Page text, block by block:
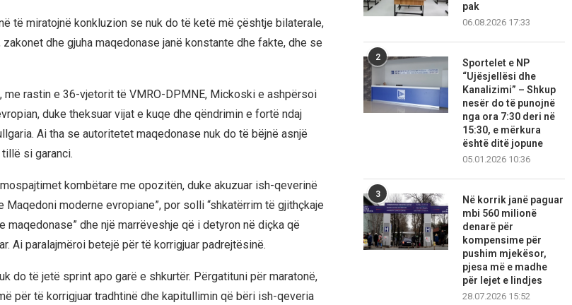
të miratojnë konkluzion se nuk do të ketë më çështje bilaterale,
dhe gjuha maqedonase janë konstante dhe fakte, dhe se
me rastin e 36-vjetorit të VMRO-DPMNE, Mickoski e ashpërsoi
duke theksuar vijat e kuqe dhe qëndrimin e fortë ndaj
Ai tha se autoritetet maqedonase nuk do të bëjnë asnjë
si garanci.
kombëtare me opozitën, duke akuzuar ish-qeverinë
Maqedoni moderne evropiane”, por solli “shkatërrim të gjithçkaje
maqedonase” dhe një marrëveshje që i detyron në diçka që
Ai paralajmëroi betejë për të korrigjuar padrejtësinë.
do të jetë sprint apo garë e shkurtër. Përgatituni për maratonë,
për të korrigjuar tradhtinë dhe kapitullimin që bëri ish-qeveria
pak
06.08.2026 17:33
2
Sportelet e NP
“Ujësjellësi dhe
Kanalizimi” – Shkup
nesër do të punojnë
nga ora 7:30 deri në
15:30, e mërkura
është ditë jopune
05.01.2026 10:36
3
Në korrik janë paguar
mbi 560 milionë
denarë për
kompensime për
pushim mjekësor,
pjesa më e madhe
për lejet e lindjes
28.07.2026 15:52